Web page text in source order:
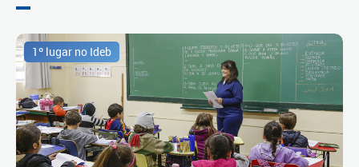
1º lugar no Ideb